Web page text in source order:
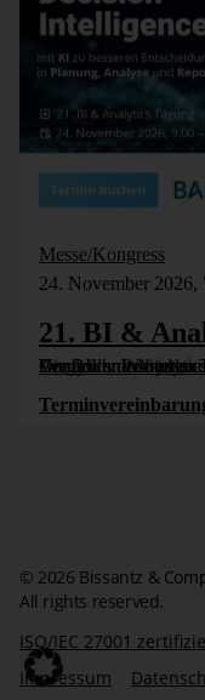
Messe/Kongress
24. November 2026,
21. BI &
Die BI- und Analytics-Tagung bietet einen komprimierten Vergleich der besten Tools für Business
© 2026 Bissantz &
All rights reserved.
ISO/IEC 27001
Impressum